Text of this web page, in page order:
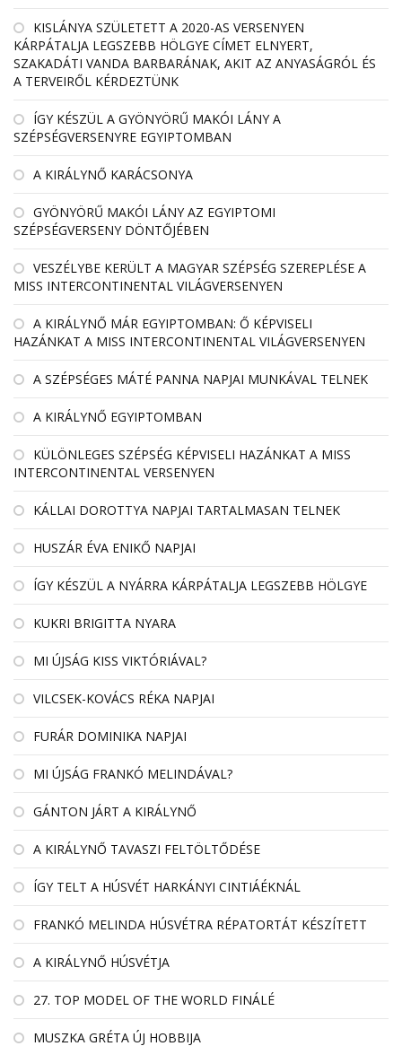
KISLÁNYA SZÜLETETT A 2020-AS VERSENYEN
KÁRPÁTALJA LEGSZEBB HÖLGYE CÍMET ELNYERT,
SZAKADÁTI VANDA BARBARÁNAK, AKIT AZ ANYASÁGRÓL ÉS
A TERVEIRŐL KÉRDEZTÜNK
ÍGY KÉSZÜL A GYÖNYÖRŰ MAKÓI LÁNY A
SZÉPSÉGVERSENYRE EGYIPTOMBAN
A KIRÁLYNŐ KARÁCSONYA
GYÖNYÖRŰ MAKÓI LÁNY AZ EGYIPTOMI
SZÉPSÉGVERSENY DÖNTŐJÉBEN
VESZÉLYBE KERÜLT A MAGYAR SZÉPSÉG SZEREPLÉSE A
MISS INTERCONTINENTAL VILÁGVERSENYEN
A KIRÁLYNŐ MÁR EGYIPTOMBAN: Ő KÉPVISELI
HAZÁNKAT A MISS INTERCONTINENTAL VILÁGVERSENYEN
A SZÉPSÉGES MÁTÉ PANNA NAPJAI MUNKÁVAL TELNEK
A KIRÁLYNŐ EGYIPTOMBAN
KÜLÖNLEGES SZÉPSÉG KÉPVISELI HAZÁNKAT A MISS
INTERCONTINENTAL VERSENYEN
KÁLLAI DOROTTYA NAPJAI TARTALMASAN TELNEK
HUSZÁR ÉVA ENIKŐ NAPJAI
ÍGY KÉSZÜL A NYÁRRA KÁRPÁTALJA LEGSZEBB HÖLGYE
KUKRI BRIGITTA NYARA
MI ÚJSÁG KISS VIKTÓRIÁVAL?
VILCSEK-KOVÁCS RÉKA NAPJAI
FURÁR DOMINIKA NAPJAI
MI ÚJSÁG FRANKÓ MELINDÁVAL?
GÁNTON JÁRT A KIRÁLYNŐ
A KIRÁLYNŐ TAVASZI FELTÖLTŐDÉSE
ÍGY TELT A HÚSVÉT HARKÁNYI CINTIÁÉKNÁL
FRANKÓ MELINDA HÚSVÉTRA RÉPATORTÁT KÉSZÍTETT
A KIRÁLYNŐ HÚSVÉTJA
27. TOP MODEL OF THE WORLD FINÁLÉ
MUSZKA GRÉTA ÚJ HOBBIJA